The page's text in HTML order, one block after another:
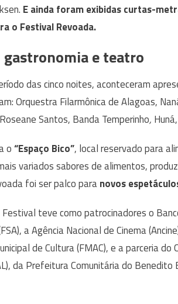
E ainda foram exibidas curtas-
o Festival Revoada.
gastronomia e teatro
das cinco noites, aconteceram
Orquestra Filarmônica de Alagoas,
Santos, Banda Temperinho,
o“Espaço Bico”, local reservado para
variados sabores de alimentos,
foi ser palco paranovos
teve como patrocinadores o
a Agência Nacional de Cinema
de Cultura (FMAC), e a parceria
da Prefeitura Comunitária do